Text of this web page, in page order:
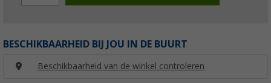
BESCHIKBAARHEID BIJ JOU IN DE BUURT
Beschikbaarheid van de winkel controleren